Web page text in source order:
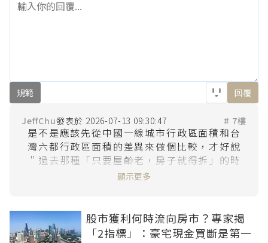
規範 回覆
JeffChu 2026-07-13 09:30:47 # 7樓
是不是應該先從中國一線城市行政區面積和台
灣六都行政區面積的差異來做個比較，才好說
＂過去那種「只要屋齡老，房子就得拆」的時
代，真的已經正式宣告結束了。＂
今生活需求，不能只是提升防災功能，而是需
要改善生活品質；當一棟屋齡40年的老屋，僅
顯示更多
股市獲利何時流向房市？專家揭
「2指標」：豪宅現金買斷是第一